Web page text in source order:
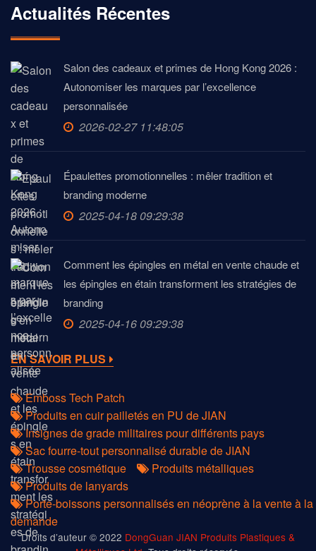
Actualités Récentes
Salon des cadeaux et primes de Hong Kong 2026 :
Autonomiser les marques par l’excellence
personnalisée
2026-02-27 11:48:05
Épaulettes promotionnelles : mêler tradition et
branding moderne
2025-04-18 09:29:38
Comment les épingles en métal en vente chaude et
les épingles en étain transforment les stratégies de
branding
2025-04-16 09:29:38
EN SAVOIR PLUS
Emboss Tech Patch
Produits en cuir pailletés en PU de JIAN
Insignes de grade militaires pour différents pays
Sac fourre-tout personnalisé durable de JIAN
Trousse cosmétique
Produits métalliques
Produits de lanyards
Porte-boissons personnalisés en néoprène à la vente à la
demande
Droits d’auteur © 2022 DongGuan JIAN Produits Plastiques &